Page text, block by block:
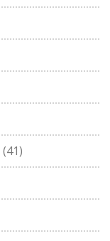
(41)